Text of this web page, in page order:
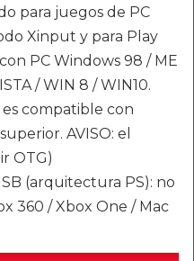
para juegos de PC
Xinput y para Play
PC Windows 98 / ME
/ WIN 8 / WIN10.
es compatible con
AVISO: el
OTG)
(arquitectura PS): no
360 / Xbox One / Mac